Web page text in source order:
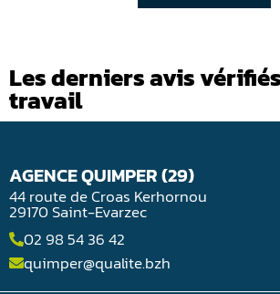
Les derniers avis
travail
AGENCE QUIMPER (29)
44 route de Croas Kerhornou
29170 Saint-Evarzec
02 98 54 36 42
quimper@qualite.bzh